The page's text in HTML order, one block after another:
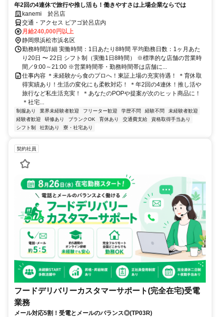
年2回の4連休で旅行や推し活も！働きやすさは上場企業ならでは
kanemi 於呂店
交通・アクセス ピアゴ於呂店内
月給240,000円以上
静岡県浜松市浜名区
勤務時間詳細 実働時間：1日あたり8時間 平均勤務日数：1ヶ月あた
り20日 〜 22日 シフト制（実働1日8時間） ※標準的な店舗の営業時
間／9:00～21:00 ※営業時間帯・勤務時間帯は店舗に...
仕事内容 ＊未経験から食のプロへ！東証上場の充実待遇！ ＊育休取
得実績あり！生活の変化にも柔軟対応！ ＊年2回の4連休！推し活や
旅行など私生活充実！ ＊あなたのPOPや提案が次のヒット商品に！
＊社宅...
制服あり 業界未経験者歓迎 フリーター歓迎 学歴不問 経験不問
未経験者歓迎
経験者歓迎
研修あり ブランクOK 育休あり 交通費支給
資格取得手当あり
シフト制
社割あり 寮・社宅あり
契約社員
フードデリバリーカスタマーサポート(完全在宅)受電
業務
メール対応5割！受電とメールのバランス◎(TP03R)